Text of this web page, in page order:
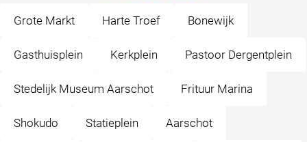
Grote Markt Harte Troef Bonewijk
Gasthuisplein Kerkplein Pastoor Dergentplein
Stedelijk Museum Aarschot Frituur Marina
Shokudo Statieplein Aarschot